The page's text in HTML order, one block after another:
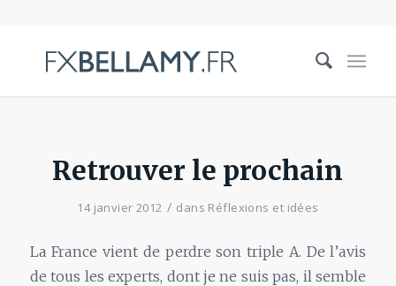
Retrouver le prochain
14 janvier 2012 / dans Réflexions et idées
La France vient de perdre son triple A. De l’avis
de tous les experts, dont je ne suis pas, il semble